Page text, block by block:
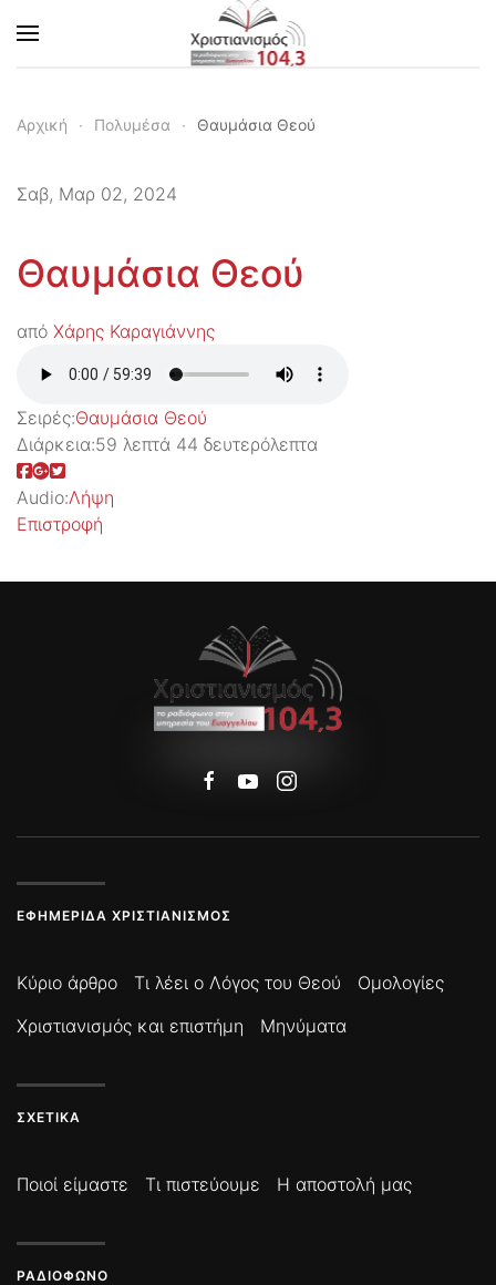
Skip to main content
Αρχική Πολυμέσα Θαυμάσια Θεού
Σαβ, Μαρ 02, 2024
Θαυμάσια Θεού
από Χάρης Καραγιάννης
Σειρές:Θαυμάσια Θεού
Διάρκεια:59 λεπτά 44 δευτερόλεπτα
Audio:Λήψη
Επιστροφή
ΕΦΗΜΕΡΊΔΑ ΧΡΙΣΤΙΑΝΙΣΜΌΣ
Κύριο άρθρο Τι λέει ο Λόγος του Θεού
Ομολογίες
Χριστιανισμός και επιστήμη
Μηνύματα
ΣΧΕΤΙΚΆ
Ποιοί είμαστε Τι πιστεύουμε Η αποστολή μας
ΡΑΔΙΌΦΩΝΟ